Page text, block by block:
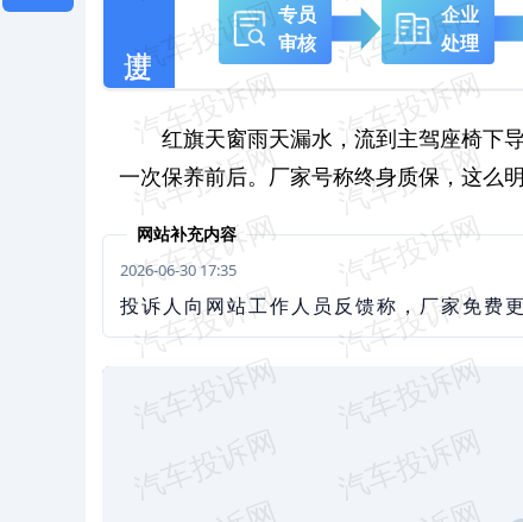
专员
审核
企业
处理
红旗天窗雨天漏水，流到主驾座椅下
一次保养前后。厂家号称终身质保，这么
网站补充内容
2026-06-30 17:35
投诉人向网站工作人员反馈称，厂家免费